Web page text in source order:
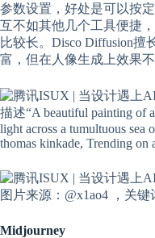
参数设置，好处是可以按
互不如其他几个工具便捷
比较长。Disco Diffusion擅
富，但在人像生成上效果不
描述“A beautiful painting of
light across a tumultuous sea
thomas kinkade, Trending on
图片来源：@x1ao4 ，关键
Midjourney